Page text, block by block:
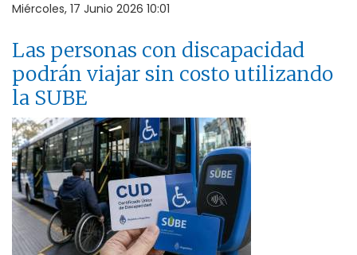
Miércoles, 17 Junio 2026 10:01
Las personas con discapacidad
podrán viajar sin costo utilizando
la SUBE